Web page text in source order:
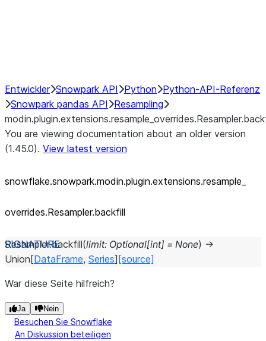
Entwickler Snowpark API Python Python-API-Referenz
Snowpark pandas API
Resampling
You are viewing documentation about an older version
(1.45.0). View latest version
snowflake.snowpark.modin.plugin.extensions.resample_
overrides.Resampler.backfill
Resampler.backfill(limit: Optional[int] = None) →
Union [DataFrame, Series] [source]
War diese Seite hilfreich?
Ja Nein
Besuchen Sie Snowflake
An Diskussion beteiligen